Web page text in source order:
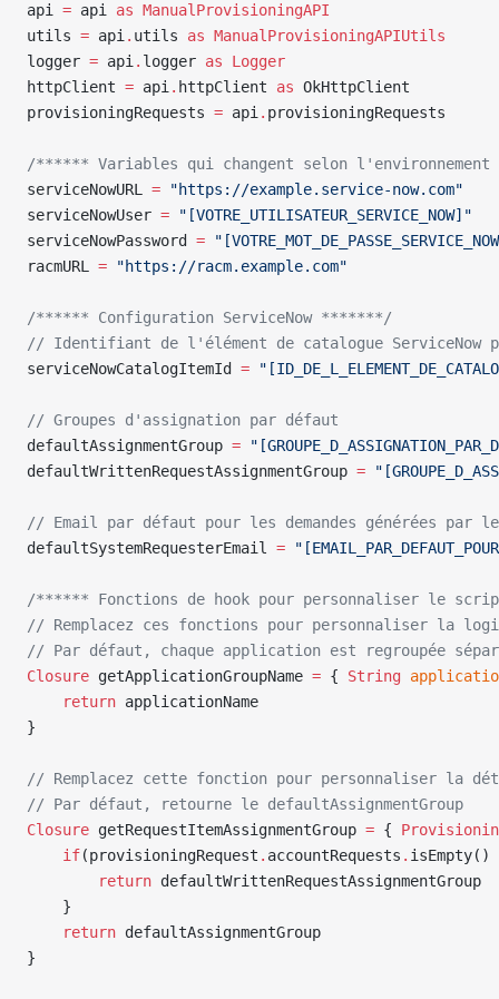
api = api as ManualProvisioningAPI
utils = api . utils as ManualProvisioningAPIUtils
logger = api . logger as Logger
httpClient = api . httpClient as OkHttpClient
provisioningRequests = api . provisioningRequests
/****** Variables qui changent selon
serviceNowURL = "https://example.service-now.com"
serviceNowUser = "[VOTRE_UTILISATEUR_SERVICE_NOW]"
serviceNowPassword =
racmURL = "https://racm.example.com"
/****** Configuration ServiceNow *******/
// Identifiant de l'élément de catalogue ServiceNow
serviceNowCatalogItemId =
// Groupes d'assignation par défaut
defaultAssignmentGroup =
defaultWrittenRequestAssignmentGroup =
// Email par défaut pour les demandes générées par
defaultSystemRequesterEmail =
/****** Fonctions de hook pour personnaliser le
// Remplacez ces fonctions pour personnaliser la
// Par défaut, chaque application est regroupée
Closure getApplicationGroupName = { String
    return
applicationName
}
// Remplacez cette fonction pour personnaliser la
// Par défaut, retourne le defaultAssignmentGroup
Closure getRequestItemAssignmentGroup = {
    if
(provisioningRequest . accountRequests . isEmpty()
        return
defaultWrittenRequestAssignmentGroup
    }
    return
defaultAssignmentGroup
}